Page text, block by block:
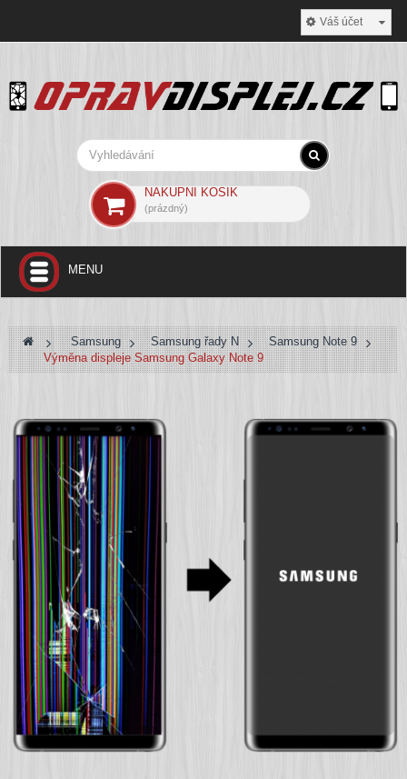
Váš účet
NÁKUPNÍ KOŠÍK
(prázdný)
MENU
+
IPHONE
UKÁZKY NAŠÍ PRÁCE
JAK OTESTOVAT DISPLEJ
DOPRAVA
KONTAKT
> Samsung > Samsung řady N >
Samsung Note 9
>
Výměna displeje Samsung Galaxy Note 9